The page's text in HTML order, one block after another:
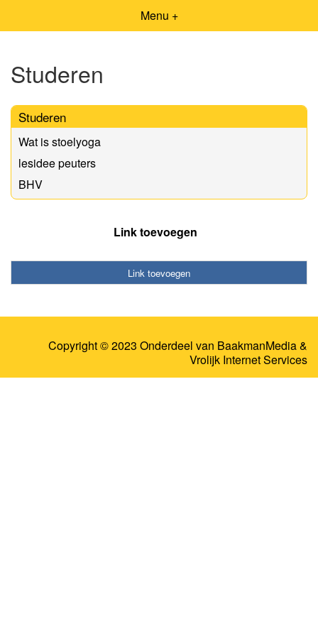
Menu +
Studeren
Studeren
Wat is stoelyoga
lesidee peuters
BHV
Link toevoegen
Link toevoegen
Copyright © 2023 Onderdeel van BaakmanMedia&
Vrolijk Internet Services